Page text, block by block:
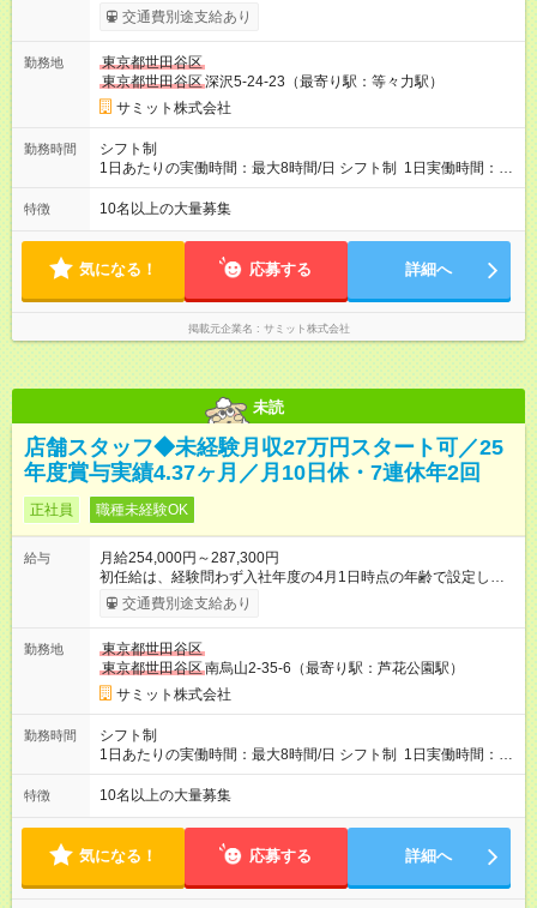
す。 ■27歳以上：月給28万7300円 ■26歳 ：月給28万3300
円 ■25歳 ：月給27万9300円 ■24歳 ：月給27万5300円
歳 ：月給26万円 ■20歳 ：月給25万4000円 ■キャリアパ
スについて■ 配属後は経験を積み、サブチーフ・チーフ（部門運
営責任者）を目指します。 チーフは接客や作業のほか、販売計
画や売場作り、社員教育も担当。副店長・店長へ昇進すれば給
与も大幅アップします。 また年1回キャリア希望を出せ、商品
部・営業企画部・総務部・経理部など本部スタッフへの挑戦も
発・経理部への異動例もあり、自身の可能性を広げられる環境
です！ 【試用期間】試用期間あり 試用期間の長さ：3ヶ月 雇用
形態、給与は本採用時と同じです。
交通費別途支給あり
勤務地
東京都世田谷区
東京都世田谷区深沢5-24-23（最寄り駅：等々力駅）
サミット株式会社
勤務時間
シフト制
1日あたりの実働時間：最大8時間/日 シフト制 1日実働時間：最
大8時間(休憩1時間) 月10日休 【シフト例】 8:00～17:00 10:00
～19:00 12:00～21:00 ほか 深夜営業店舗(22時～25時閉店)に
めの深夜勤務はありません。 月平均残業時間20～30h程度
特徴 10名以上の大量募集
気になる！ 応募する 詳細へ
掲載元企業名 サミット株式会社
未読
店舗スタッフ◆未経験月収27万円スタート可／25
年度賞与実績4.37ヶ月／月10日休・7連休年2回
正社員 職種未経験OK
給与
月給254,000円～287,300円
初任給は、経験問わず入社年度の4月1日時点の年齢で設定しま
す。 ■27歳以上：月給28万7300円 ■26歳 ：月給28万3300
円 ■25歳 ：月給27万9300円 ■24歳 ：月給27万5300円
歳 ：月給26万円 ■20歳 ：月給25万4000円 ■キャリアパ
スについて■ 配属後は経験を積み、サブチーフ・チーフ（部門運
営責任者）を目指します。 チーフは接客や作業のほか、販売計
画や売場作り、社員教育も担当。副店長・店長へ昇進すれば給
与も大幅アップします。 また年1回キャリア希望を出せ、商品
部・営業企画部・総務部・経理部など本部スタッフへの挑戦も
発・経理部への異動例もあり、自身の可能性を広げられる環境
です！ 【試用期間】試用期間あり 試用期間の長さ：3ヶ月 雇用
形態、給与は本採用時と同じです。
交通費別途支給あり
勤務地
東京都世田谷区
東京都世田谷区南烏山2-35-6（最寄り駅：芦花公園駅）
サミット株式会社
勤務時間
シフト制
1日あたりの実働時間：最大8時間/日 シフト制 1日実働時間：最
大8時間(休憩1時間) 月10日休 【シフト例】 8:00～17:00 10:00
～19:00 12:00～21:00 ほか 深夜営業店舗(22時～25時閉店)に
めの深夜勤務はありません。 月平均残業時間20～30h程度
特徴 10名以上の大量募集
気になる！ 応募する 詳細へ